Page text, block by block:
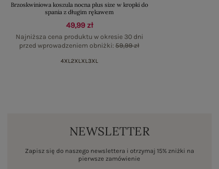
Brzoskwiniowa koszula nocna plus size w kropki do
spania z długim rękawem
49,99 zł
Najniższa cena produktu w okresie 30 dni
przed wprowadzeniem obniżki:59,99 zł
4XL 2XL XL 3XL
NEWSLETTER
Zapisz się do naszego newslettera i otrzymaj 15% zniżki na
pierwsze zamówienie